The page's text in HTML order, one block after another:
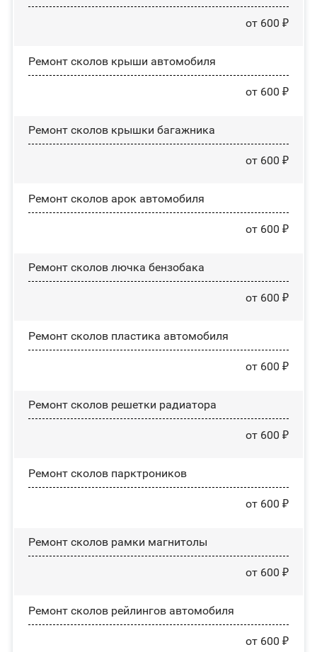
от 600 ₽
Ремонт сколов крыши автомобиля
от 600 ₽
Ремонт сколов крышки багажника
от 600 ₽
Ремонт сколов арок автомобиля
от 600 ₽
Ремонт сколов лючка бензобака
от 600 ₽
Ремонт сколов пластика автомобиля
от 600 ₽
Ремонт сколов решетки радиатора
от 600 ₽
Ремонт сколов парктроников
от 600 ₽
Ремонт сколов рамки магнитолы
от 600 ₽
Ремонт сколов рейлингов автомобиля
от 600 ₽